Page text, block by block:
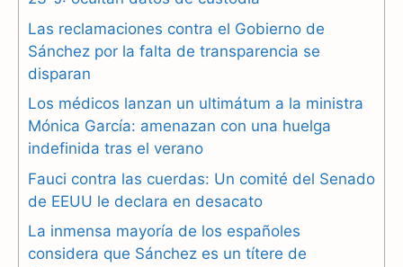
c
e
b
o
o
k
l
e
r
a
m
a
t
A
p
p
Las reclamaciones contra el Gobierno de
Sánchez por la falta de transparencia se
disparan
Los médicos lanzan un ultimátum a la ministra
Mónica García: amenazan con una huelga
indefinida tras el verano
Fauci contra las cuerdas: Un comité del Senado
de EEUU le declara en desacato
La inmensa mayoría de los españoles
considera que Sánchez es un títere de